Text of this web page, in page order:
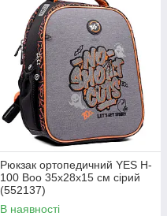
Рюкзак ортопедичний YES H-
100 Boo 35х28х15 см сірий
(552137)
В наявності